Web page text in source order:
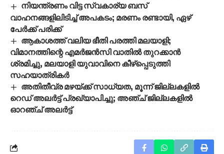
നിയന്ത്രണം വിട്ട സ്വകാര്യ ബസ്
വാഹനങ്ങളിലിടിച്ച് അപകടം; മരണം രണ്ടായി, ഏഴ്
പേർക്ക് പരിക്ക്
ആകാശത്ത് വലിയ ഭീതി പരത്തി മലയാളി;
വിമാനത്തിന്റെ എമര്‍ജന്‍സി വാതില്‍ തുറക്കാന്‍
ശ്രമിച്ചു, മലയാളി യുവാവിനെ കീഴ്‌പ്പെടുത്തി
സഹയാത്രികര്‍
അതിതീവ്ര മഴയ്ക്ക് സാധ്യത, മൂന്ന് ജില്ലകളിൽ
റെഡ് അലർട്ട് പ്രഖ്യാപിച്ചു; അഞ്ച് ജില്ലകളിൽ
ഓറഞ്ച് അലർട്ട്